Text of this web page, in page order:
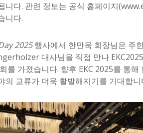
니다. 관련 정보는 공식 홈페이지(
니다.
2025행사에서 한만욱 회장님은 주
대사님을 직접 만나
를 가졌습니다. 향후 EKC 2025를 통해
의 교류가 더욱 활발해지기를 기대합니